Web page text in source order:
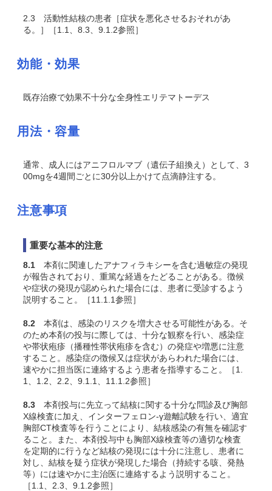
2.3 活動性結核の患者［症状を悪化させるおそれがあ
る。］［1.1、8.3、9.1.2参照］
効能・効果
既存治療で効果不十分な全身性エリテマトーデス
用法・容量
通常、成人にはアニフロルマブ（遺伝子組換え）として、3
00mgを4週間ごとに30分以上かけて点滴静注する。
注意事項
重要な基本的注意
8.1 本剤に関連したアナフィラキシーを含む過敏症の発現
が報告されており、重篤な経過をたどることがある。徴候
や症状の発現が認められた場合には、患者に受診するよう
説明すること。［11.1.1参照］
8.2 本剤は、感染のリスクを増大させる可能性がある。そ
のため本剤の投与に際しては、十分な観察を行い、感染症
や帯状疱疹（播種性帯状疱疹を含む）の発症や増悪に注意
すること。感染症の徴候又は症状があらわれた場合には、
速やかに担当医に連絡するよう患者を指導すること。［1.
1、1.2、2.2、9.1.1、11.1.2参照］
8.3 本剤投与に先立って結核に関する十分な問診及び胸部
X線検査に加え、インターフェロン-γ遊離試験を行い、適宜
胸部CT検査等を行うことにより、結核感染の有無を確認す
ること。また、本剤投与中も胸部X線検査等の適切な検査
を定期的に行うなど結核の発現には十分に注意し、患者に
対し、結核を疑う症状が発現した場合（持続する咳、発熱
等）には速やかに主治医に連絡するよう説明すること。
［1.1、2.3、9.1.2参照］